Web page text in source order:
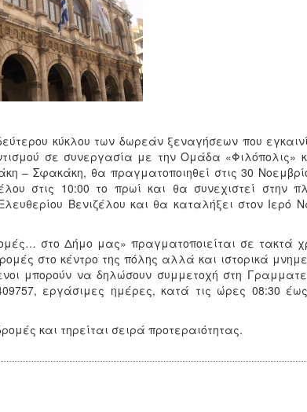
κύκλου των δωρεάν ξεναγήσεων που
σε συνεργασία με την Ομάδα «Φιλόπολις»
– Σφακάκη, θα πραγματοποιηθεί στις 30
στις 10:00 το πρωί και θα συνεχιστεί στην
Βενιζέλου και θα καταλήξει στον Ιερό
στο Δήμο μας» πραγματοποιείται σε τακτά
στο κέντρο της πόλης αλλά και ιστορικά
μπορούν να δηλώσουν συμμετοχή στη
εργάσιμες ημέρες, κατά τις ώρες 08:30
και τηρείται σειρά προτεραιότητας.